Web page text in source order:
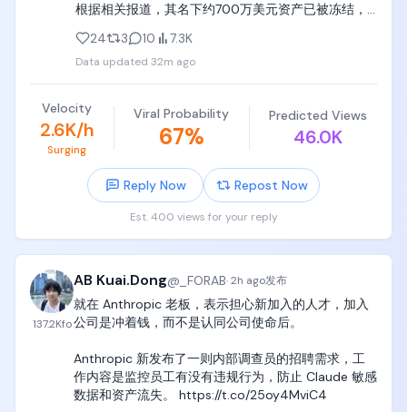
只要你设定好了goal（目标），criteria（判据，判断
成功与否的标准，比如生成1000个复杂test case），
就可以让agent和subagent持续工作100小时，完成一
些人类历史上极具挑战难度的、最复杂、 最抽象、最
艰难的工作。
好了，赶紧点个star，接下来我还要开源一个更重磅的
东西。
https://t.co/WwTLrQINtr
根据相关报道，其名下约700万美元资产已被冻结，
间，还被限制接触相关技术领域。案件目前仍在审理
中，若最终被定罪，可能面临最高10年的刑期。
无论最终判决结果如何，这起案件都再次提醒人们：
技术能力固然重要，但职业操守、契约精神和法律底
线同样不可逾越。对于科研人员和工程师而言，诚信
不仅是个人品格，更是职业生涯最重要的资产。一旦
因短视而突破底线，再耀眼的履历，也可能在顷刻之
间化为乌有。
令人唏嘘，也发人深省。
24 3 10 7.3K
Data updated 32m ago
Velocity
2.6K/h
Surging
Viral Probability
67%
Predicted Views
46.0K
Reply Now Repost Now
Est. 400 views for your reply
137.2Kfo
AB Kuai.Dong@ _FORAB·2h ago发布
就在 Anthropic 老板，表示担心新加入的人才，加入
公司是冲着钱，而不是认同公司使命后。
Anthropic 新发布了一则内部调查员的招聘需求，工
作内容是监控员工有没有违规行为，防止 Claude 敏感
数据和资产流失。 https://t.co/25oy4MviC4